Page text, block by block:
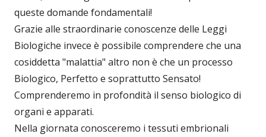
queste domande fondamentali!
Grazie alle straordinarie conoscenze delle Leggi
Biologiche invece è possibile comprendere che una
cosiddetta "malattia" altro non è che un processo
Biologico, Perfetto e soprattutto Sensato!
Comprenderemo in profondità il senso biologico di
organi e apparati.
Nella giornata conosceremo i tessuti embrionali